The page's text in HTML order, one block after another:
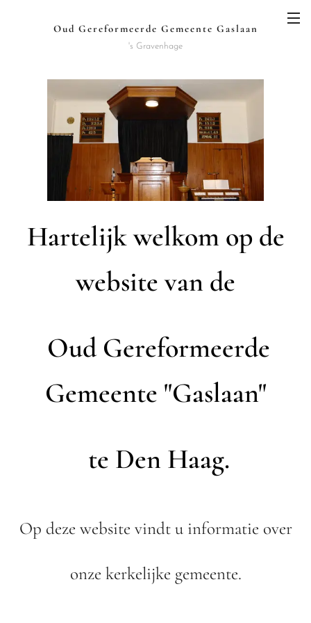
Oud Gereformeerde Gemeente Gaslaan
's Gravenhage
Hartelijk welkom op de
website van de
Oud Gereformeerde
Gemeente "Gaslaan"
te Den Haag.
Op deze website vindt u informatie over
onze kerkelijke gemeente.